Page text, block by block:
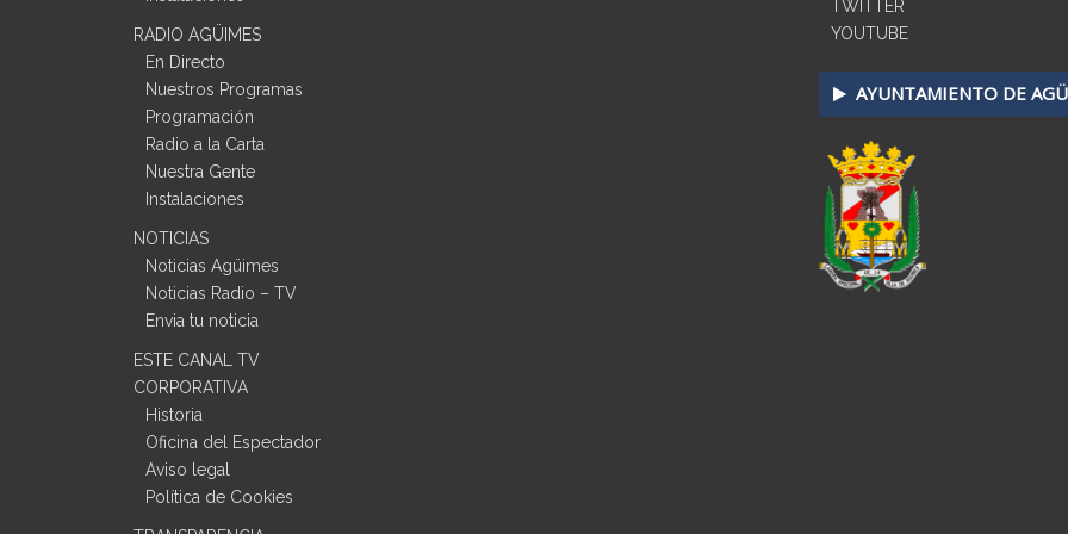
RADIO AGÜIMES
En Directo
Nuestros Programas
Programación
Radio a la Carta
Nuestra Gente
Instalaciones
NOTICIAS
Noticias Agüimes
Noticias Radio – TV
Envia tu noticia
ESTE CANAL TV
CORPORATIVA
Historia
Oficina del Espectador
Aviso legal
Política de Cookies
TWITTER
YOUTUBE
AYUNTAMIENTO DE